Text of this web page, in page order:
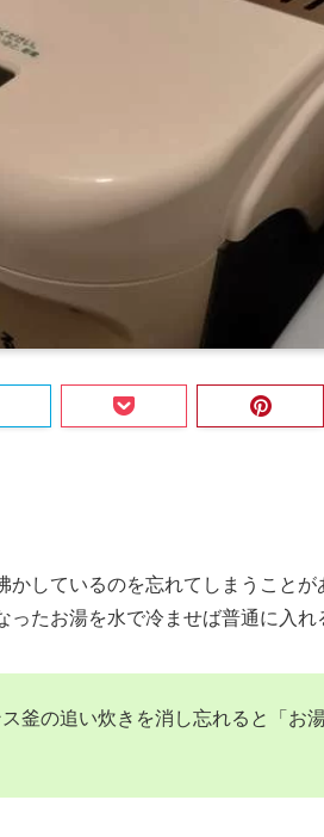
かしているのを忘れてしまうこと
たお湯を水で冷ませば普通に入れ
釜の追い炊きを消し忘れると「お